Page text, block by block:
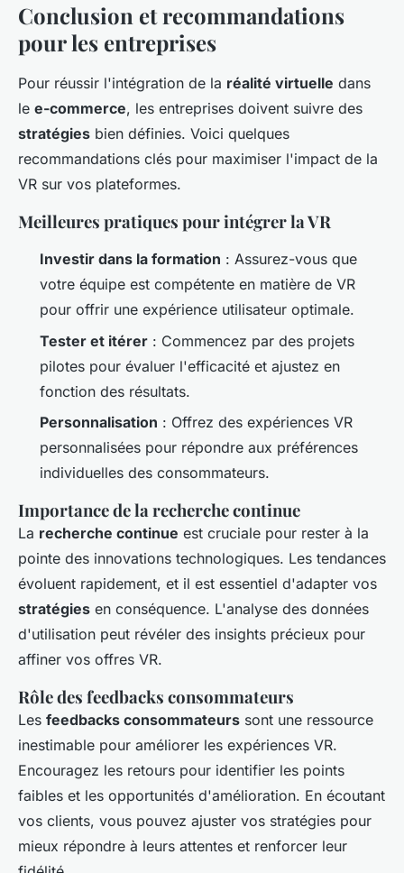
Conclusion et recommandations
pour les entreprises
Pour réussir l'intégration de la réalité virtuelle dans
le e-commerce, les entreprises doivent suivre des
stratégies bien définies. Voici quelques
recommandations clés pour maximiser l'impact de la
VR sur vos plateformes.
Meilleures pratiques pour intégrer la VR
Investir dans la formation : Assurez-vous que
votre équipe est compétente en matière de VR
pour offrir une expérience utilisateur optimale.
Tester et itérer : Commencez par des projets
pilotes pour évaluer l'efficacité et ajustez en
fonction des résultats.
Personnalisation : Offrez des expériences VR
personnalisées pour répondre aux préférences
individuelles des consommateurs.
Importance de la recherche continue
La recherche continue est cruciale pour rester à la
pointe des innovations technologiques. Les tendances
évoluent rapidement, et il est essentiel d'adapter vos
stratégies en conséquence. L'analyse des données
d'utilisation peut révéler des insights précieux pour
affiner vos offres VR.
Rôle des feedbacks consommateurs
Les feedbacks consommateurs sont une ressource
inestimable pour améliorer les expériences VR.
Encouragez les retours pour identifier les points
faibles et les opportunités d'amélioration. En écoutant
vos clients, vous pouvez ajuster vos stratégies pour
mieux répondre à leurs attentes et renforcer leur